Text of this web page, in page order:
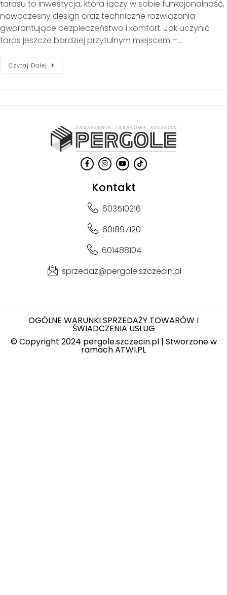
tarasu to inwestycja, która łączy w sobie funkcjonalność,
nowoczesny design oraz techniczne rozwiązania
gwarantujące bezpieczeństwo i komfort. Jak uczynić
taras jeszcze bardziej przytulnym miejscem –…
Czytaj Dalej
Kontakt
603510216
601897120
601488104
sprzedaz@pergole.szczecin.pl
© Copyright 2024 pergole.szczecin.pl | Stworzone w
ramachATWI.PL
OGÓLNE WARUNKI SPRZEDAŻY TOWARÓW I
ŚWIADCZENIA USŁUG